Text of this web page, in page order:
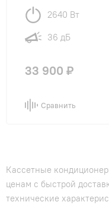
2640 Вт
36 дБ
33 900 ₽
Сравнить
Кассетные
ценам с быстрой
технические